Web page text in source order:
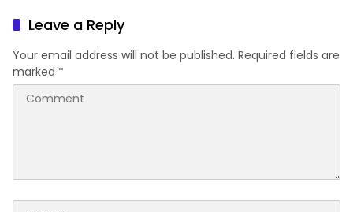
Leave a Reply
Your email address will not be published. Required fields are
marked *